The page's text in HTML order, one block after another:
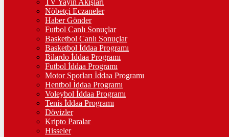
%1,74
ÇEYREK ALTIN
10.767,00%1,26
TAM ALTIN
42.882,00%1,25
%1,57
TV Yayın Akışları
Nöbetçi Eczaneler
Haber Gönder
Futbol Canlı Sonuçlar
Basketbol Canlı Sonuçlar
Basketbol İddaa Programı
Bilardo İddaa Programı
Futbol İddaa Programı
Motor Sporları İddaa Programı
Hentbol İddaa Programı
Voleybol İddaa Programı
Tenis İddaa Programı
Dövizler
Kripto Paralar
Hisseler